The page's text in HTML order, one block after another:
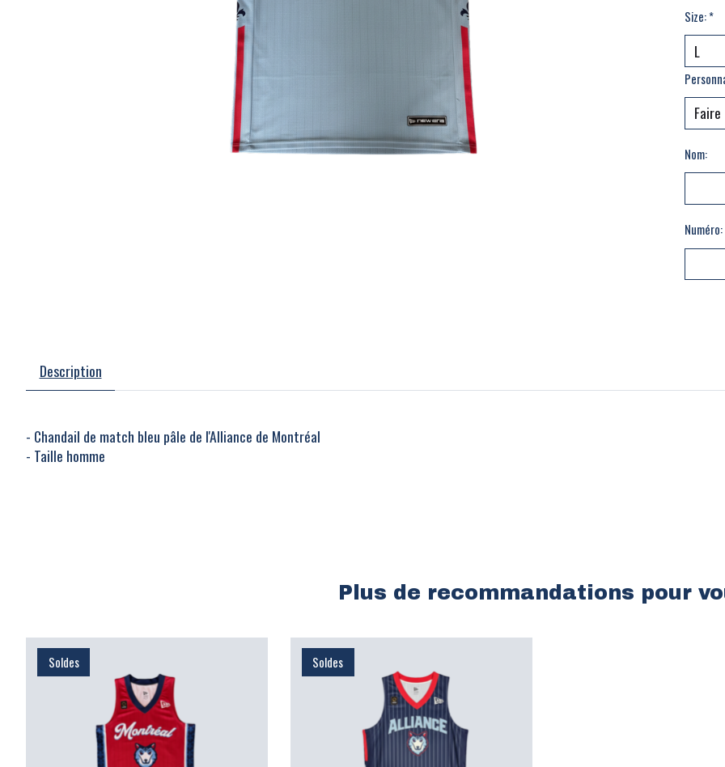
Size:*
Nom:
Numéro:
Description
- Chandail de match bleu pâle de l'Alliance de Montréal
- Taille homme
Plus de recommandations pour
Articles du carrousel de produits
Soldes Soldes